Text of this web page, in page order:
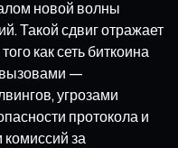
новой волны
Такой сдвиг отражает
как сеть биткоина
вызовами —
угрозами
протокола и
за